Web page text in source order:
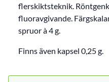
flerskiktsteknik.
fluoravgivande.
spruor à 4 g.
Finns även kapsel 0,25 g.